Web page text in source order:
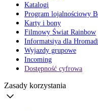
Katalogi
Program lojalnościowy
Karty i bony
Filmowy Świat Rainbow
Informatsiya dla
Wyjazdy grupowe
Incoming
Dostępność cyfrowa
Zasady korzystania